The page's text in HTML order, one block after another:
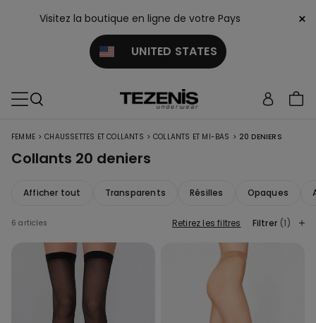
Visitez la boutique en ligne de votre Pays
UNITED STATES
×
FEMME > CHAUSSETTES ET COLLANTS > COLLANTS ET MI-BAS > 20 DENIERS
Collants 20 deniers
Afficher tout Transparents Résilles Opaques
6 articles Retirez les filtres Filtrer (1)